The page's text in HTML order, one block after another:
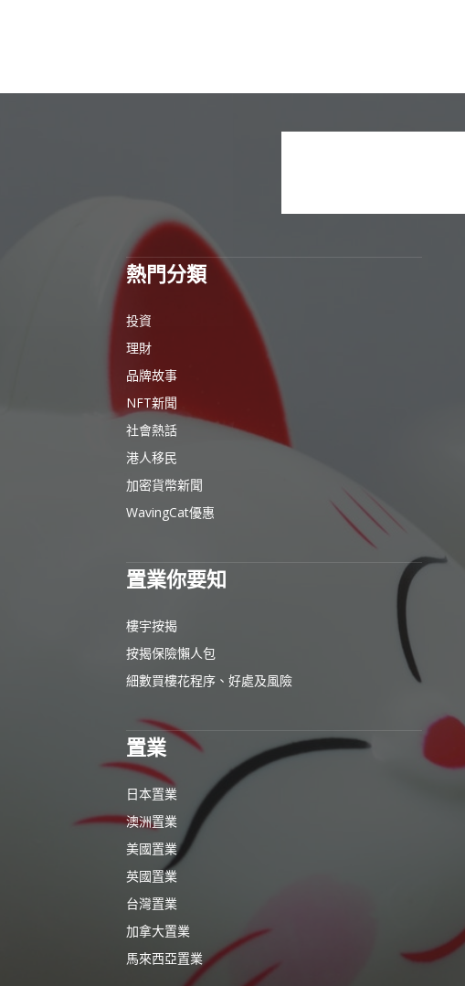
熱門分類
投資
理財
品牌故事
NFT新聞
社會熱話
港人移民
加密貨幣新聞
WavingCat優惠
置業你要知
樓宇按揭
按揭保險懶人包
細數買樓花程序、好處及風險
置業
日本置業
澳洲置業
美國置業
英國置業
台灣置業
加拿大置業
馬來西亞置業